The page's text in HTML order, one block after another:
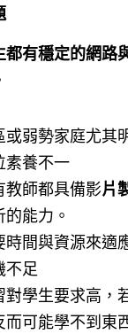
都有穩定的網路
弱勢家庭尤其
素養不一
教師都具備影片
能力。
時間與資源來適
不足
對學生要求高，
而可能學不到東